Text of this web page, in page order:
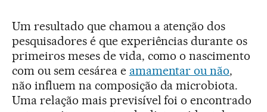
Um resultado que chamou a atenção dos
pesquisadores é que experiências durante os
primeiros meses de vida, como o nascimento
com ou sem cesárea e amamentar ou não,
não influem na composição da microbiota.
Uma relação mais previsível foi o encontrado